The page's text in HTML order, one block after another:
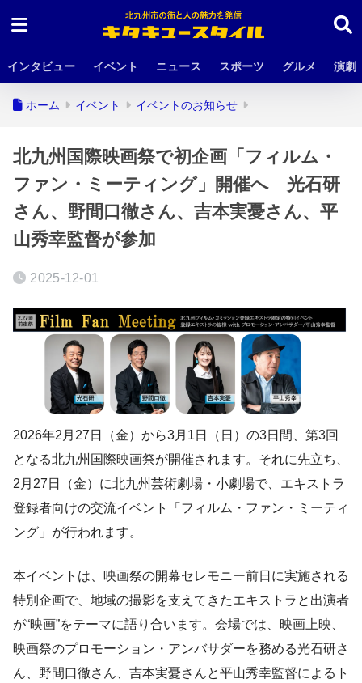
インタビュー イベント ニュース スポーツ グルメ 演劇
ホーム イベント イベントのお知らせ
北九州国際映画祭で初企画「フィルム・
ファン・ミーティング」開催へ 光石研
さん、野間口徹さん、吉本実憂さん、平
山秀幸監督が参加
2025-12-01
2026年2月27日（金）から3月1日（日）の3日間、第3回
となる北九州国際映画祭が開催されます。それに先立ち、
2月27日（金）に北九州芸術劇場・小劇場で、エキストラ
登録者向けの交流イベント「フィルム・ファン・ミーティ
ング」が行われます。
本イベントは、映画祭の開幕セレモニー前日に実施される
特別企画で、地域の撮影を支えてきたエキストラと出演者
が“映画”をテーマに語り合います。会場では、映画上映、
映画祭のプロモーション・アンバサダーを務める光石研さ
ん、野間口徹さん、吉本実憂さんと平山秀幸監督によるト